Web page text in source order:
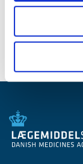
2006 (9)